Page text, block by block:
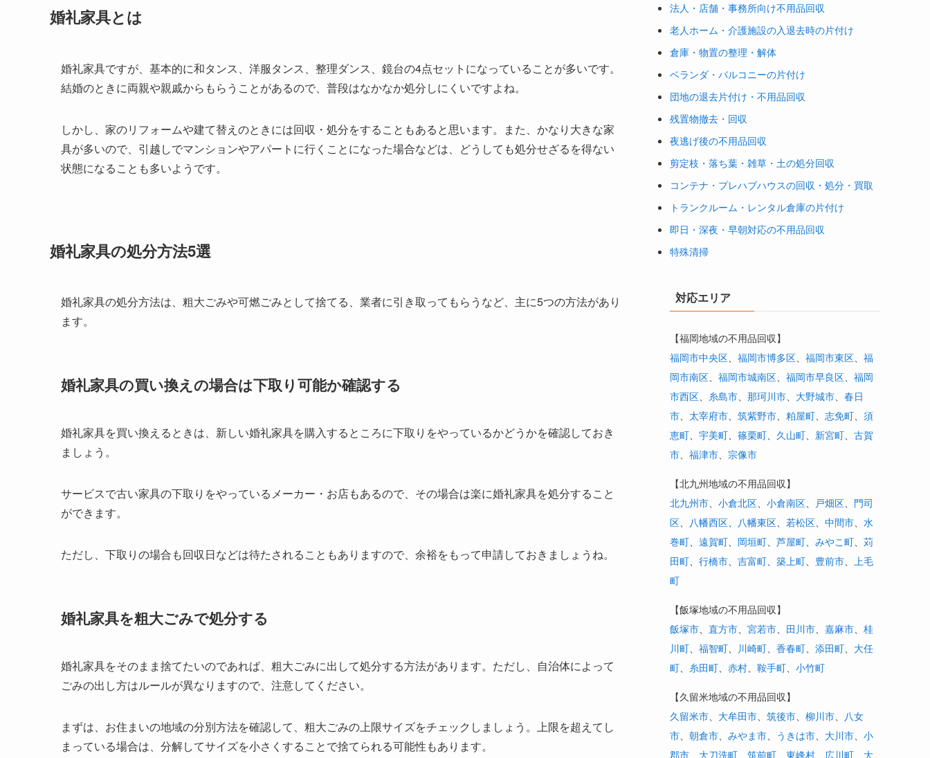
婚礼家具とは
婚礼家具ですが、基本的に和タンス、洋服タンス、整理ダンス、鏡台の4点セットになっていることが多いです。
結婚のときに両親や親戚からもらうことがあるので、普段はなかなか処分しにくいですよね。
しかし、家のリフォームや建て替えのときには回収・処分をすることもあると思います。また、かなり大きな家
具が多いので、引越しでマンションやアパートに行くことになった場合などは、どうしても処分せざるを得ない
状態になることも多いようです。
婚礼家具の処分方法5選
婚礼家具の処分方法は、粗大ごみや可燃ごみとして捨てる、業者に引き取ってもらうなど、主に5つの方法があり
ます。
婚礼家具の買い換えの場合は下取り可能か確認する
婚礼家具を買い換えるときは、新しい婚礼家具を購入するところに下取りをやっているかどうかを確認しておき
ましょう。
サービスで古い家具の下取りをやっているメーカー・お店もあるので、その場合は楽に婚礼家具を処分すること
ができます。
ただし、下取りの場合も回収日などは待たされることもありますので、余裕をもって申請しておきましょうね。
婚礼家具を粗大ごみで処分する
婚礼家具をそのまま捨てたいのであれば、粗大ごみに出して処分する方法があります。ただし、自治体によって
ごみの出し方はルールが異なりますので、注意してください。
まずは、お住まいの地域の分別方法を確認して、粗大ごみの上限サイズをチェックしましょう。上限を超えてし
まっている場合は、分解してサイズを小さくすることで捨てられる可能性もあります。
法人・店舗・事務所向け不用品回収
老人ホーム・介護施設の入退去時の片付け
倉庫・物置の整理・解体
ベランダ・バルコニーの片付け
団地の退去片付け・不用品回収
残置物撤去・回収
夜逃げ後の不用品回収
剪定枝・落ち葉・雑草・土の処分回収
コンテナ・プレハブハウスの回収・処分・買取
トランクルーム・レンタル倉庫の片付け
即日・深夜・早朝対応の不用品回収
特殊清掃
対応エリア
【福岡地域の不用品回収】
福岡市中央区、 福岡市博多区、 福岡市東区、 福
岡市南区、 福岡市城南区、 福岡市早良区、 福岡
市西区、 糸島市、 那珂川市、 大野城市、 春日
市、 太宰府市、 筑紫野市、 粕屋町、 志免町、 須
恵町、 宇美町、 篠栗町、 久山町、 新宮町、 古賀
市、 福津市、 宗像市
【北九州地域の不用品回収】
北九州市、 小倉北区、 小倉南区、 戸畑区、 門司
区、 八幡西区、 八幡東区、 若松区、 中間市、 水
巻町、 遠賀町、 岡垣町、 芦屋町、 みやこ町、 苅
田町、 行橋市、 吉富町、 築上町、 豊前市、 上毛
町
【飯塚地域の不用品回収】
飯塚市、 直方市、 宮若市、 田川市、 嘉麻市、 桂
川町、 福智町、 川崎町、 香春町、 添田町、 大任
町、 糸田町、 赤村、 鞍手町、 小竹町
【久留米地域の不用品回収】
久留米市、 大牟田市、 筑後市、 柳川市、 八女
市、 朝倉市、 みやま市、 うきは市、 大川市、 小
郡市
大刀洗町 筑前町 東峰村 広川町 大